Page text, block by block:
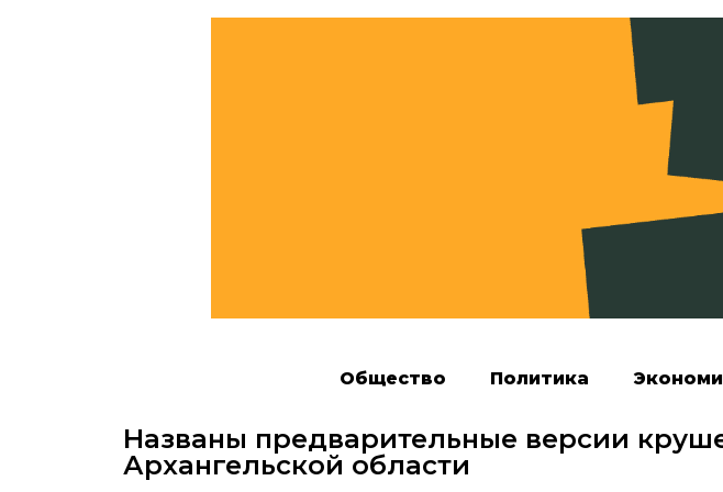
Общество Политика
Названы предварительные версии
Архангельской области